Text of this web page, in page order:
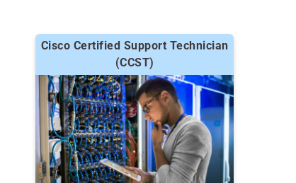
Cisco Certified Support Technician
(CCST)